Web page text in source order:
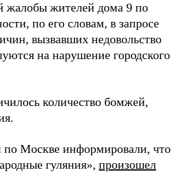
жалобы жителей дома 9 по
по его словам, в запросе
вызвавших недовольство
на нарушение городского
количество бомжей,
Москве информировали, что
гуляния», произошел